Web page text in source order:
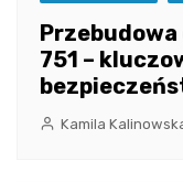
751 –
Kamila